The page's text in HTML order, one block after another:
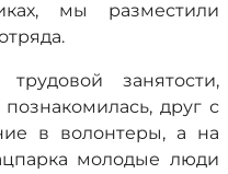
мы разместили
занятости,
друг с
в волонтеры, а на
молодые люди